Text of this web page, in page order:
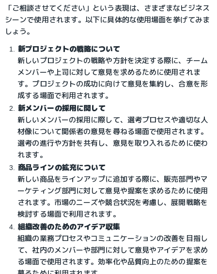
「ご相談させてください」という表現は、さまざまなビジネス
シーンで使用されます。以下に具体的な使用場面を挙げてみま
しょう。
新プロジェクトの戦略について
新しいプロジェクトの戦略や方針を決定する際に、チーム
メンバーや上司に対して意見を求めるために使用されま
す。プロジェクトの成功に向けて意見を集約し、合意を形
成する場面で利用されます。
新メンバーの採用に関して
新しいメンバーの採用に際して、選考プロセスや適切な人
材像について関係者の意見を尋ねる場面で使用されます。
選考の進行や方針を共有し、意見を取り入れるために使わ
れます。
商品ラインの拡充について
新しい商品をラインアップに追加する際に、販売部門やマ
ーケティング部門に対して意見や提案を求めるために使用
されます。市場のニーズや競合状況を考慮し、展開戦略を
検討する場面で利用されます。
組織改善のためのアイデア収集
組織の業務プロセスやコミュニケーションの改善を目指し
て、社内のメンバーや部門に対して意見やアイデアを求め
る場面で使用されます。効率化や品質向上のための提案を